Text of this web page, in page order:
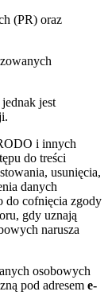
(PR) oraz
jest
i innych
do treści
usunięcia,
danych
do cofnięcia zgody
gdy uznają
narusza
osobowych
pod adresem e-